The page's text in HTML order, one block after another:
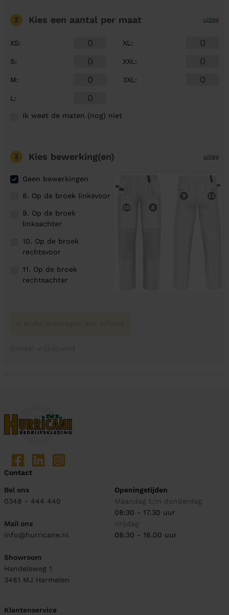
2 Kies een aantal per maat uitleg
XS:
S:
M:
L :
XL :
XXL :
3XL :
Ik weet de maten (nog) niet
3 Kies bewerking(en) uitleg
Geen bewerkingen
8. Op de broek linksvoor
9. Op de broek
linksachter
10. Op de broek
rechtsvoor
11. Op de broek
rechtsachter
Contact
Bel ons
0348 - 444 440
Mail ons
info@hurricane.nl
Showroom
Handelsweg 1
3481 MJ Harmelen
Openingstijden
Maandag t/m donderdag
08:30 - 17.30 uur
Vrijdag
08:30 - 16.00 uur
Klantenservice